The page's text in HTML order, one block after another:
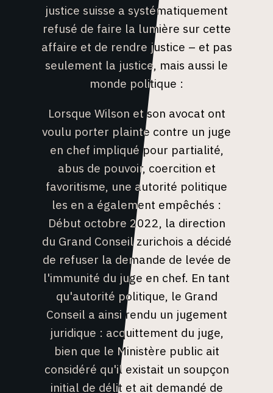
L'ALLIANCE
GROUPES DE TRAVAIL
KNOW YOUR RIGHTS
NEWS & EVENTS
PROCÉDURES JUDICIAIRES
justice suisse a systématiquement
refusé de faire la lumière sur cette
affaire et de rendre justice – et pas
seulement la justice, mais aussi le
monde politique :
Lorsque Wilson et son avocat ont
voulu porter plainte contre un juge
en chef impliqué pour partialité,
abus de pouvoir, coercition et
favoritisme, une autorité politique
les en a également empêchés :
Début octobre 2022, la direction
du Grand Conseil zurichois a décidé
de refuser la demande de levée de
l'immunité du juge en chef. En tant
qu'autorité politique, le Grand
Conseil a ainsi rendu un jugement
juridique : acquittement du juge,
bien que le Ministère public ait
considéré qu'il existait un soupçon
initial de délit et ait demandé de